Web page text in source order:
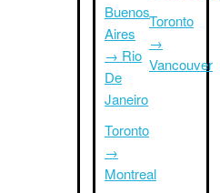
Buenos
Aires
→ Rio
De
Janeiro
Toronto
→
Montreal
Toronto
→
Vancouver